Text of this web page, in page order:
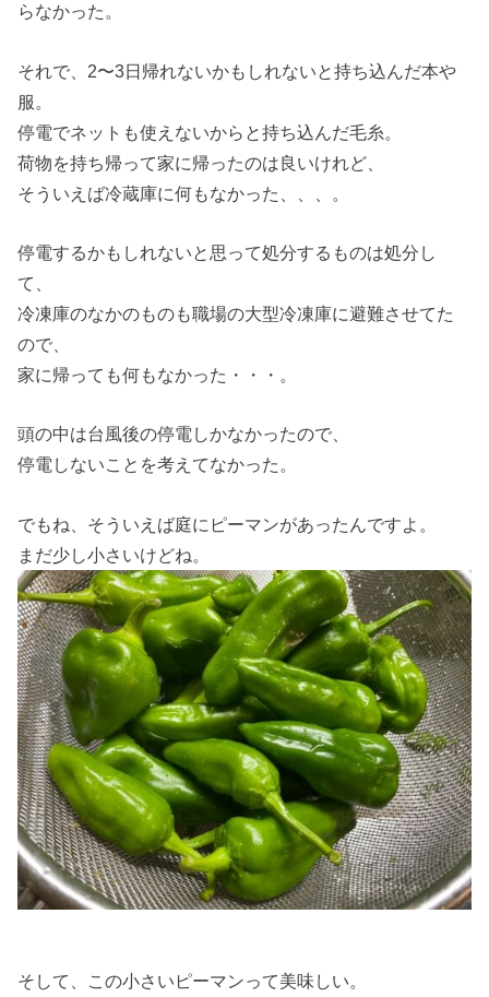
らなかった。
それで、2〜3日帰れないかもしれないと持ち込んだ本や
服。
停電でネットも使えないからと持ち込んだ毛糸。
荷物を持ち帰って家に帰ったのは良いけれど、
そういえば冷蔵庫に何もなかった、、、。
停電するかもしれないと思って処分するものは処分し
て、
冷凍庫のなかのものも職場の大型冷凍庫に避難させてた
ので、
家に帰っても何もなかった・・・。
頭の中は台風後の停電しかなかったので、
停電しないことを考えてなかった。
でもね、そういえば庭にピーマンがあったんですよ。
まだ少し小さいけどね。
そして、この小さいピーマンって美味しい。